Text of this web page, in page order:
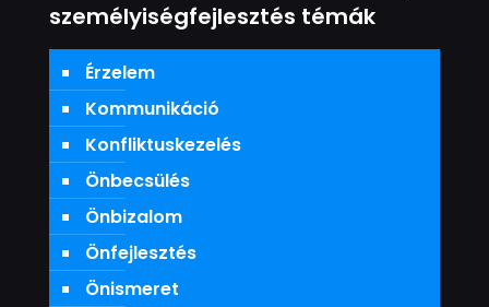
személyiségfejlesztés témák
Érzelem
Kommunikáció
Konfliktuskezelés
Önbecsülés
Önbizalom
Önfejlesztés
Önismeret